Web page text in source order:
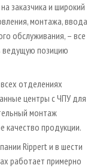
заказчика и широкий
монтажа, ввода
обслуживания, – все
ведущую позицию
отделениях
центры с ЧПУ для
монтаж
качество продукции.
Rippert и в шести
работает примерно